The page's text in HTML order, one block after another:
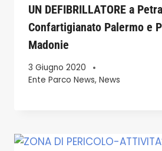
UN DEFIBRILLATORE a
Confartigianato Palermo e
Madonie
3 Giugno 2020
Ente Parco News, News